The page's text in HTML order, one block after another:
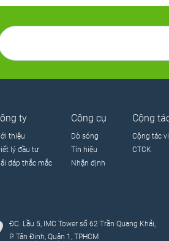
ty
thiệu
lý đầu tư
đáp thắc mắc
Công cụ
Dò sóng
Tín hiệu
Nhận định
Cộng
Cộng tác
CTCK
ĐC. Lầu 5, IMC Tower số 62 Trần Quang Khải,
P. Tân Định, Quận 1, TPHCM